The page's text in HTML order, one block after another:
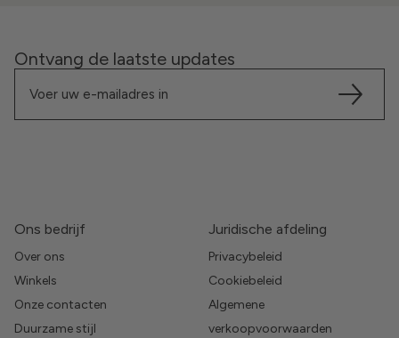
Ontvang de laatste updates
Ons bedrijf
Over ons
Winkels
Onze contacten
Duurzame stijl
Juridische afdeling
Privacybeleid
Cookiebeleid
Algemene
verkoopvoorwaarden